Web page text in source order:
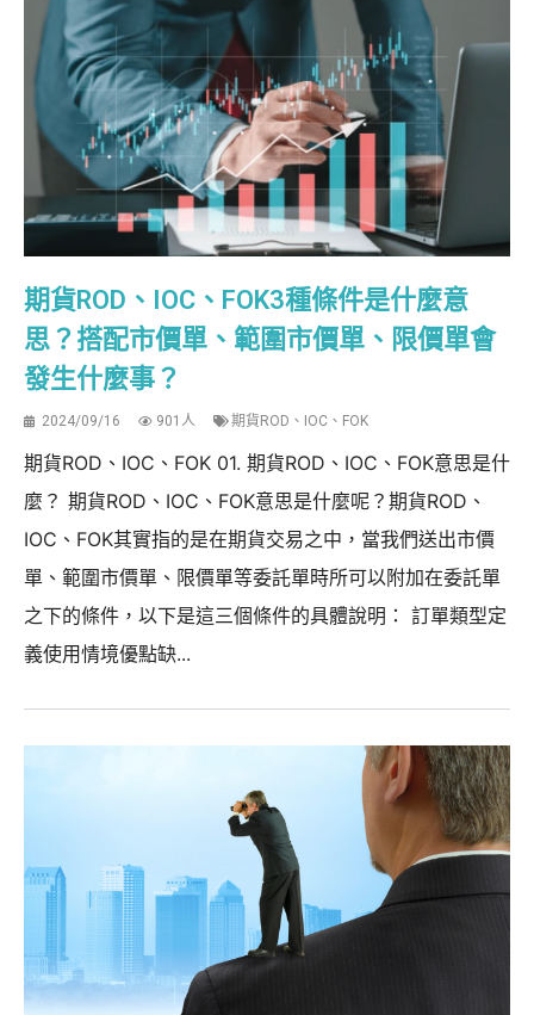
期貨ROD、IOC、FOK3種條件是什麼意
思？搭配市價單、範圍市價單、限價單會
發生什麼事？
2024/09/16 901人 期貨ROD、IOC、FOK
期貨ROD、IOC、FOK 01. 期貨ROD、IOC、FOK意思是什
麼？ 期貨ROD、IOC、FOK意思是什麼呢？期貨ROD、
IOC、FOK其實指的是在期貨交易之中，當我們送出市價
單、範圍市價單、限價單等委託單時所可以附加在委託單
之下的條件，以下是這三個條件的具體說明： 訂單類型定
義使用情境優點缺...